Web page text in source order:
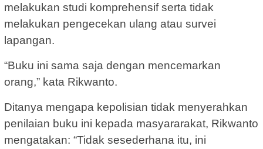
melakukan studi komprehensif serta tidak
melakukan pengecekan ulang atau survei
lapangan.
“Buku ini sama saja dengan mencemarkan
orang,” kata Rikwanto.
Ditanya mengapa kepolisian tidak menyerahkan
penilaian buku ini kepada masyararakat, Rikwanto
mengatakan: “Tidak sesederhana itu, ini